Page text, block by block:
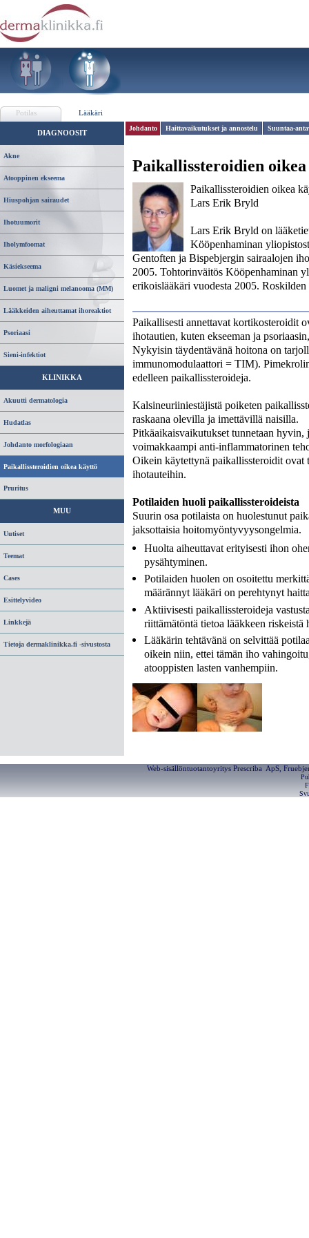
Potilas Lääkäri
DIAGNOOSIT
Akne
Atooppinen ekseema
Hiuspohjan sairaudet
Ihotuumorit
Iholymfoomat
Käsiekseema
Luomet ja maligni melanooma (MM)
Lääkkeiden aiheuttamat ihoreaktiot
Psoriaasi
Sieni-infektiot
KLINIKKA
Akuutti dermatologia
Hudatlas
Johdanto morfologiaan
Paikallissteroidien oikea käyttö
Pruritus
MUU
Uutiset
Teemat
Cases
Esittelyvideo
Linkkejä
Tietoja dermaklinikka.fi -sivustosta
Johdanto Haittavaikutukset ja annostelu Suuntaa-
Paikallissteroidien
Paikallissteroidien oikea
Lars Erik Bryld
Lars Erik Bryld on
Kööpenhaminan
Gentoften ja Bispebjergin sairaalojen
2005. Tohtorinväitös Kööpenhaminan
erikoislääkäri vuodesta 2005.
Paikallisesti annettavat kortikosteroidit
ihotautien, kuten ekseeman ja
Nykyisin täydentävänä hoitona on
immunomodulaattori = TIM).
edelleen paikallissteroideja.
Kalsineuriiniestäjistä poiketen
raskaana olevilla ja imettävillä naisilla.
Pitkäaikaisvaikutukset tunnetaan
voimakkaampi anti-inflammatorinen
Oikein käytettynä paikallissteroidit
ihotauteihin.
Potilaiden huoli paikallissteroideista
Suurin osa potilaista on huolestunut
jaksottaisia hoitomyöntyvyysongelmia.
Huolta aiheuttavat erityisesti ihon
pysähtyminen.
Potilaiden huolen on osoitettu
määrännyt lääkäri on perehtynyt
Aktiivisesti paikallissteroideja
riittämätöntä tietoa lääkkeen riskeistä
Lääkärin tehtävänä on selvittää
oikein niin, ettei tämän iho
atooppisten lasten vanhempiin.
Web-sisällöntuotantoyritys Prescriba ApS,